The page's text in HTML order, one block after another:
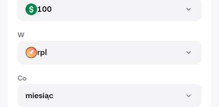
USD 100
W
RPL rpl
Co
miesiąc